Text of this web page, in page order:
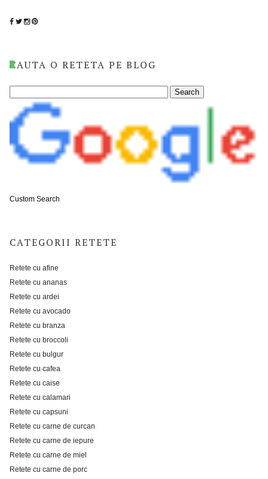
CAUTA O RETETA PE BLOG
Custom Search
CATEGORII RETETE
Retete cu afine
Retete cu ananas
Retete cu ardei
Retete cu avocado
Retete cu branza
Retete cu broccoli
Retete cu bulgur
Retete cu cafea
Retete cu caise
Retete cu calamari
Retete cu capsuni
Retete cu carne de curcan
Retete cu carne de iepure
Retete cu carne de miel
Retete cu carne de porc